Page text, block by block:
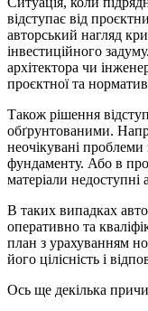
відступає від
авторський нагляд
інвестиційного
архітектора чи
проєктної та
Також рішення
обґрунтованими.
неочікувані
фундаменту. Або в
матеріали
В таких випадках
оперативно та
план з урахуванням
його цілісність і
Ось ще декілька